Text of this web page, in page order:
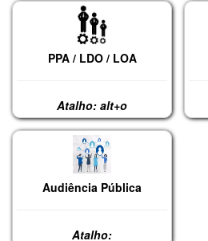
PPA / LDO / LOA
Atalho: alt+o
Audiência Pública
Atalho: